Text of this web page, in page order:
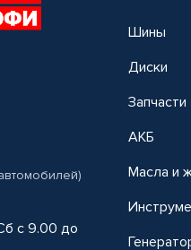
с 9.00 до
Шины
Диски
Запчасти
АКБ
Масла и